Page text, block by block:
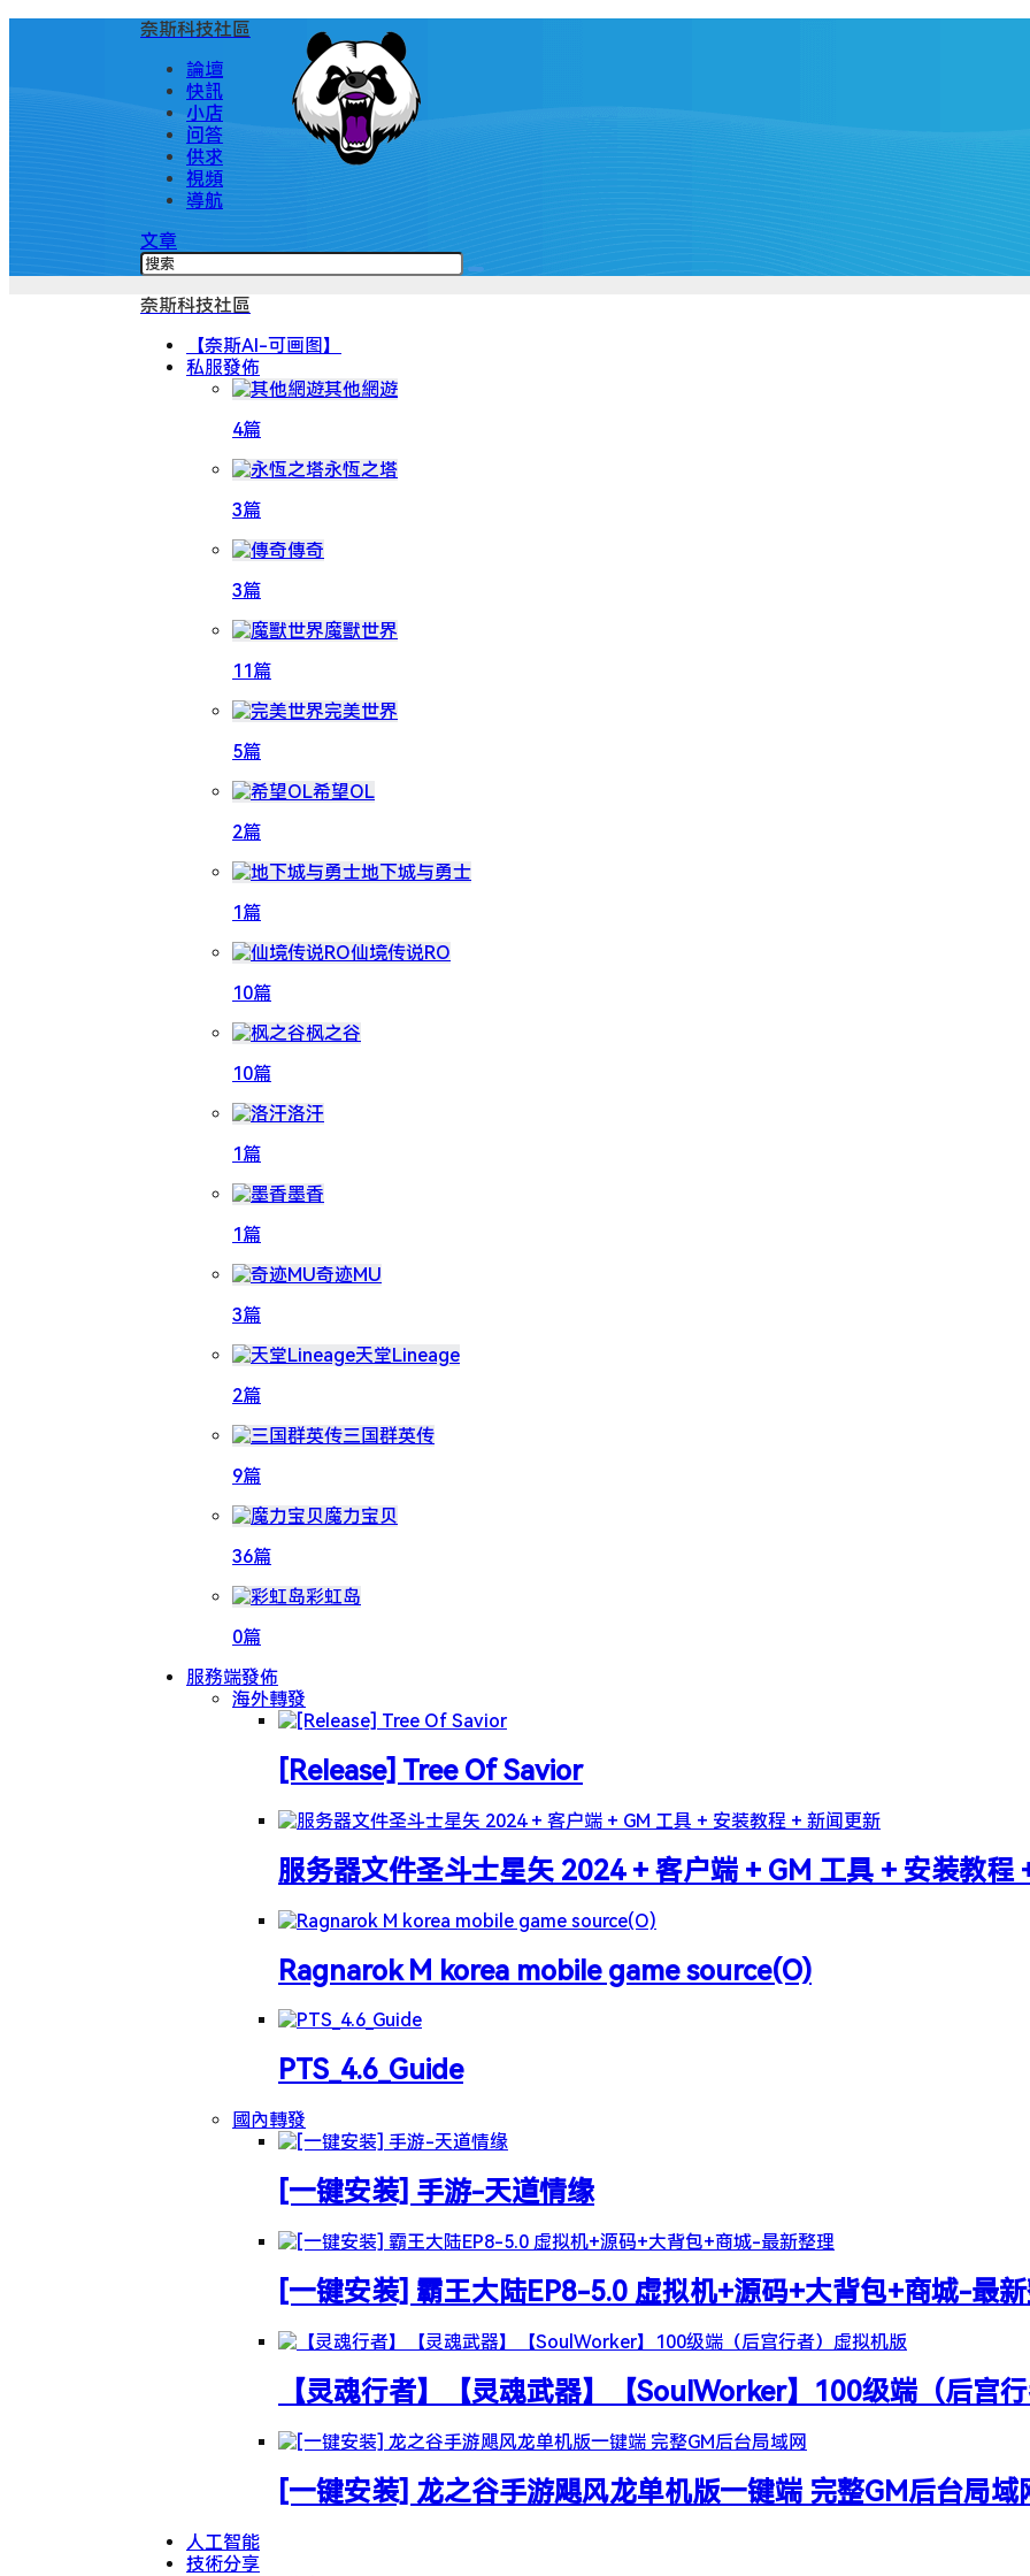
奈斯科技社區
論壇
快訊
小店
问答
供求
視頻
導航
文章
奈斯科技社區
【奈斯AI-可画图】
私服發佈
其他網遊
4篇
永恆之塔
3篇
傳奇
3篇
魔獸世界
11篇
完美世界
5篇
希望OL
2篇
地下城与勇士
1篇
仙境传说RO
10篇
枫之谷
10篇
洛汗
1篇
墨香
1篇
奇迹MU
3篇
天堂Lineage
2篇
三国群英传
9篇
魔力宝贝
36篇
彩虹岛
0篇
服務端發佈
海外轉發
[Release] Tree Of Savior
服务器文件圣斗士星矢 2024 + 客户端 + GM 工具 + 安装教程
Ragnarok M korea mobile game source(O)
PTS_4.6_Guide
國內轉發
[一键安装] 手游-天道情缘
[一键安装] 霸王大陆EP8-5.0 虚拟机+源码+大背包+商城-最
【灵魂行者】【灵魂武器】【SoulWorker】100级端（后宫
[一键安装] 龙之谷手游飓风龙单机版一键端 完整GM后台局域
人工智能
技術分享